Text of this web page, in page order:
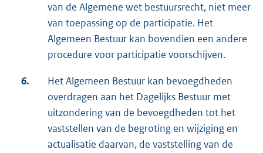
van de Algemene wet bestuursrecht, niet meer
van toepassing op de participatie. Het
Algemeen Bestuur kan bovendien een andere
procedure voor participatie voorschijven.
6.
Het Algemeen Bestuur kan bevoegdheden
overdragen aan het Dagelijks Bestuur met
uitzondering van de bevoegdheden tot het
vaststellen van de begroting en wijziging en
actualisatie daarvan, de vaststelling van de